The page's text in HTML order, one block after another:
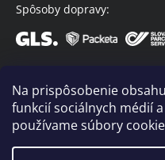
Na prispôsobenie
funkcií sociálnych médií
používame súbory
Spôsoby dopravy:
Spôsoby platby: